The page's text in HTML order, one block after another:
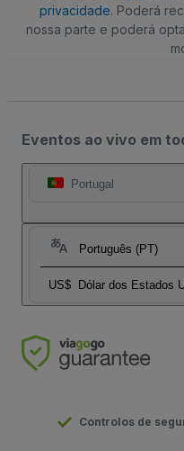
privacidade. Poderá
nossa parte e poderá
Eventos ao vivo em
Portugal
Português (PT)
US$ Dólar dos Estados
Controlos de